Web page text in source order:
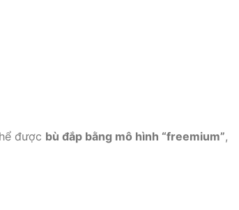
được bù đắp bằng mô hình “freemium”,